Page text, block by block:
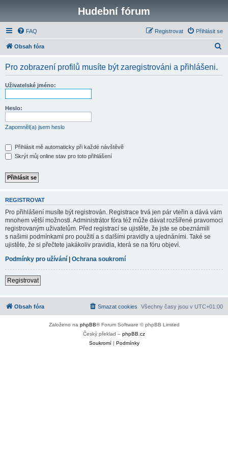
Hudební fórum
FAQ Přihlásit se
Registrovat
Obsah fóra
Pro zobrazení profilů musíte být zaregistrováni a přihlášeni.
Uživatelské jméno:
Heslo:
Zapomněl(a) jsem heslo
Přihlásit mě automaticky při každé návštěvě
Skrýt můj online stav pro toto přihlášení
REGISTROVAT
Pro přihlášení musíte být registrován. Registrace trvá jen pár vteřin a dává vám
mnohem větší možnosti. Administrátor fóra též může dávat rozšířené pravomoci
registrovaným uživatelům. Před registrací se ujistěte, že jste se obeznámili
s našimi podmínkami pro použití a s dalšími pravidly a ujednáními. Také se
ujistěte, že si přečtete jakákoliv pravidla, která se na fóru objeví.
Podmínky pro užívání | Ochrana soukromí
Registrovat
Obsah fóra Všechny časy jsou v UTC+01:00
Smazat cookies
Založeno na phpBB® Forum Software © phpBB Limited
Český překlad – phpBB.cz
Soukromí| Podmínky